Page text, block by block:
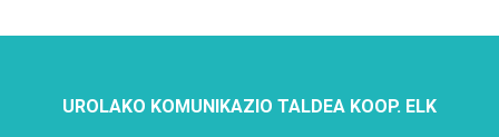
UROLAKO KOMUNIKAZIO TALDEA KOOP. ELK